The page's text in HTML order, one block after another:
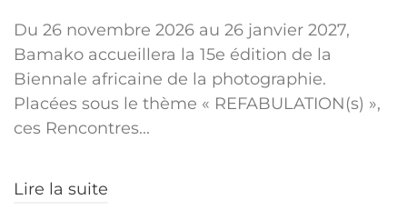
Du 26 novembre 2026 au 26 janvier 2027,
Bamako accueillera la 15e édition de la
Biennale africaine de la photographie.
Placées sous le thème « REFABULATION(s) »,
ces Rencontres...
Lire la suite